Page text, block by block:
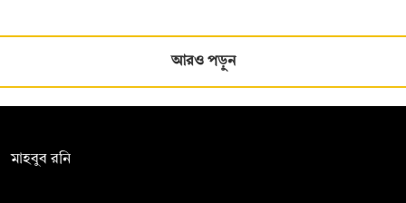
আরও পড়ুন
মাহবুব রনি